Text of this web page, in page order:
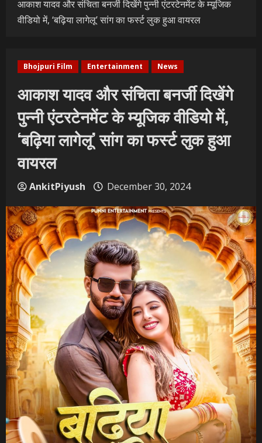
आकाश यादव और संचिता बनर्जी दिखेंगे पुन्नी एंटरटेनमेंट के म्यूजिक
वीडियो में, ‘बढ़िया लागेलू’ सांग का फर्स्ट लुक हुआ वायरल
Bhojpuri Film Entertainment News
आकाश यादव और संचिता बनर्जी दिखेंगे
पुन्नी एंटरटेनमेंट के म्यूजिक वीडियो में,
‘बढ़िया लागेलू’ सांग का फर्स्ट लुक हुआ
वायरल
AnkitPiyush December 30, 2024